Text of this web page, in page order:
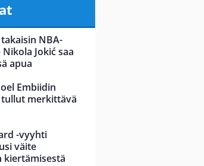
NBA-
Jokić saa
apua
Embiidin
merkittävä
-vyyhti
väite
kiertämisestä